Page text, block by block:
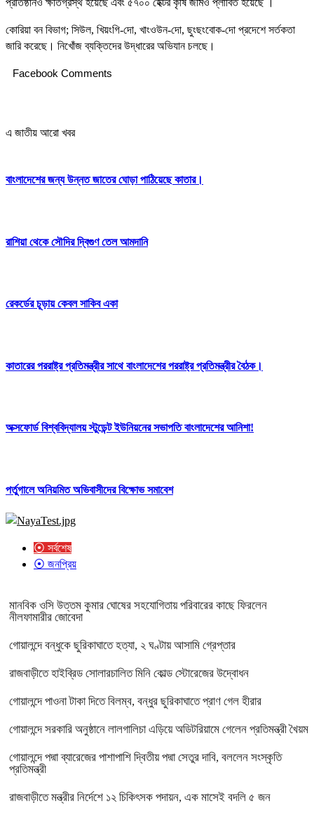
কোরিয়া বন বিভাগ; সিউল, খিয়ংগি-দো, খাংওউন-দো, ছুংছংবোক-দো প্রদেশে সর্তকতা
জারি করেছে। নিখোঁজ ব্যক্তিদের উদ্ধারের অভিযান চলছে।
Facebook Comments
এ জাতীয় আরো খবর
বাংলাদেশের জন্য উন্নত জাতের ঘোড়া পাঠিয়েছে কাতার।
রাশিয়া থেকে সৌদির দ্বিগুণ তেল আমদানি
রেকর্ডের চূড়ায় কেবল সাকিব একা
কাতারের পররাষ্ট্র প্রতিমন্ত্রীর সাথে বাংলাদেশের পররাষ্ট্র প্রতিমন্ত্রীর বৈঠক।
অক্সফোর্ড বিশ্ববিদ্যালয় স্টুডেন্ট ইউনিয়নের সভাপতি বাংলাদেশের আনিশা!
পর্তুগালে অনিয়মিত অভিবাসীদের বিক্ষোভ সমাবেশ
⦿ সর্বশেষ
⦿ জনপ্রিয়
মানবিক ওসি উত্তম কুমার ঘোষের সহযোগিতায় পরিবারের কাছে ফিরলেন
নীলফামারীর জোবেদা
গোয়ালন্দে বন্ধুকে ছুরিকাঘাতে হত্যা, ২ ঘণ্টায় আসামি গ্রেপ্তার
রাজবাড়ীতে হাইব্রিড সোলারচালিত মিনি কোল্ড স্টোরেজের উদ্বোধন
গোয়ালন্দে পাওনা টাকা দিতে বিলম্ব, বন্ধুর ছুরিকাঘাতে প্রাণ গেল হীরার
গোয়ালন্দে সরকারি অনুষ্ঠানে লালগালিচা এড়িয়ে অডিটরিয়ামে গেলেন প্রতিমন্ত্রী খৈয়ম
গোয়ালন্দে পদ্মা ব্যারেজের পাশাপাশি দ্বিতীয় পদ্মা সেতুর দাবি, বললেন সংস্কৃতি
প্রতিমন্ত্রী
রাজবাড়ীতে মন্ত্রীর নির্দেশে ১২ চিকিৎসক পদায়ন, এক মাসেই বদলি ৫ জন